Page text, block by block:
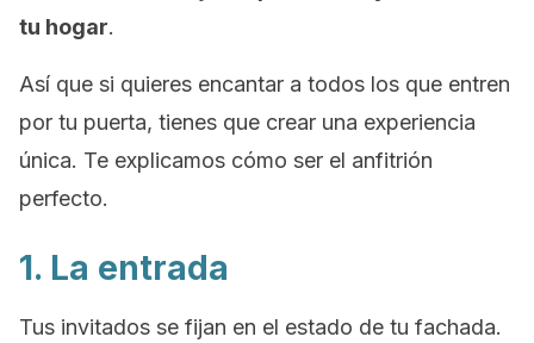
tu hogar.
Así que si quieres encantar a todos los que entren
por tu puerta, tienes que crear una experiencia
única. Te explicamos cómo ser el anfitrión
perfecto.
1. La entrada
Tus invitados se fijan en el estado de tu fachada.